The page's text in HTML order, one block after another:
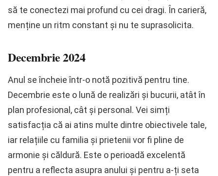
să te conectezi mai profund cu cei dragi. În carieră,
menține un ritm constant și nu te suprasolicita.
Decembrie 2024
Anul se încheie într-o notă pozitivă pentru tine.
Decembrie este o lună de realizări și bucurii, atât în
plan profesional, cât și personal. Vei simți
satisfacția că ai atins multe dintre obiectivele tale,
iar relațiile cu familia și prietenii vor fi pline de
armonie și căldură. Este o perioadă excelentă
pentru a reflecta asupra anului și pentru a-ți seta